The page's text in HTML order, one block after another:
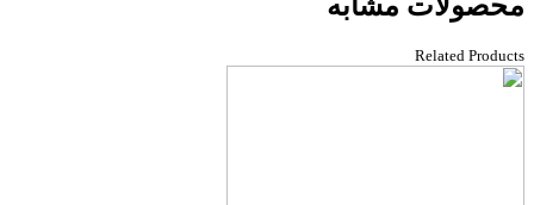
محصولات مشابه
Related Products